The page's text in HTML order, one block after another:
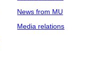
News from MU
Media relations